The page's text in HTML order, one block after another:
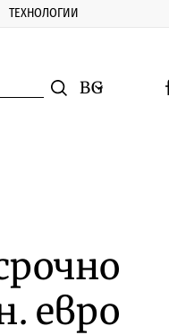
ТЕХНОЛОГИИ
Смяна на
евро